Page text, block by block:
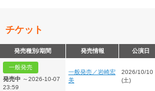
チケット
発売種別/期間 発売情報 公演日
一般発売
発売中 ～2026-10-07
23:59
一般発売／岩崎宏
美
2026/10/10
(土)